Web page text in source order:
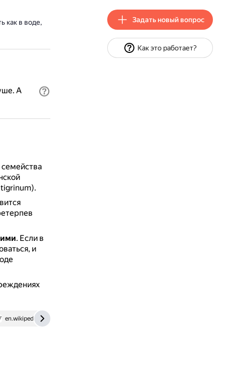
как в воде,
А
. Если в
и
en.wikipedia.org
Задать новый вопрос
Как это работает?